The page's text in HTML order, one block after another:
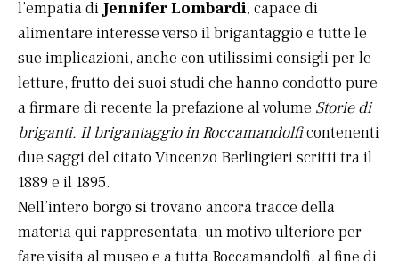
l’empatia di Jennifer Lombardi, capace di
alimentare interesse verso il brigantaggio e tutte le
sue implicazioni, anche con utilissimi consigli per le
letture, frutto dei suoi studi che hanno condotto pure
a firmare di recente la prefazione al volume Storie di
briganti. Il brigantaggio in Roccamandolficontenenti
due saggi del citato Vincenzo Berlingieri scritti tra il
1889 e il 1895.
Nell’intero borgo si trovano ancora tracce della
materia qui rappresentata, un motivo ulteriore per
fare visita al museo e a tutta Roccamandolfi, al fine di